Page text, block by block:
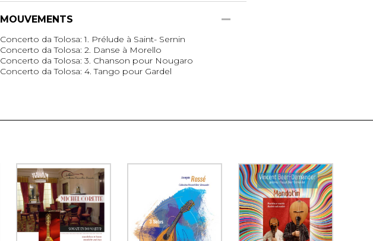
MOUVEMENTS
Concerto da Tolosa: 1. Prélude à Saint- Sernin
Concerto da Tolosa: 2. Danse à Morello
Concerto da Tolosa: 3. Chanson pour Nougaro
Concerto da Tolosa: 4. Tango pour Gardel